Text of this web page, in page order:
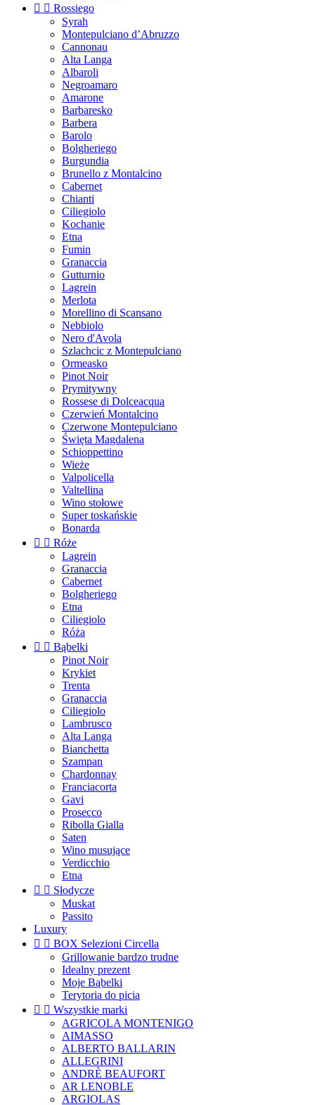
  Rossiego
Syrah
Montepulciano d’Abruzzo
Cannonau
Alta Langa
Albaroli
Negroamaro
Amarone
Barbaresko
Barbera
Barolo
Bolgheriego
Burgundia
Brunello z Montalcino
Cabernet
Chianti
Ciliegiolo
Kochanie
Etna
Fumin
Granaccia
Gutturnio
Lagrein
Merlota
Morellino di Scansano
Nebbiolo
Nero d'Avola
Szlachcic z Montepulciano
Ormeasko
Pinot Noir
Prymitywny
Rossese di Dolceacqua
Czerwień Montalcino
Czerwone Montepulciano
Święta Magdalena
Schioppettino
Wieże
Valpolicella
Valtellina
Wino stołowe
Super toskańskie
Bonarda
  Róże
Lagrein
Granaccia
Cabernet
Bolgheriego
Etna
Ciliegiolo
Róża
  Bąbelki
Pinot Noir
Krykiet
Trenta
Granaccia
Ciliegiolo
Lambrusco
Alta Langa
Bianchetta
Szampan
Chardonnay
Franciacorta
Gavi
Prosecco
Ribolla Gialla
Saten
Wino musujące
Verdicchio
Etna
  Słodycze
Muskat
Passito
Luxury
  BOX Selezioni Circella
Grillowanie bardzo trudne
Idealny prezent
Moje Bąbelki
Terytoria do picia
  Wszystkie marki
AGRICOLA MONTENIGO
AIMASSO
ALBERTO BALLARIN
ALLEGRINI
ANDRÈ BEAUFORT
AR LENOBLE
ARGIOLAS